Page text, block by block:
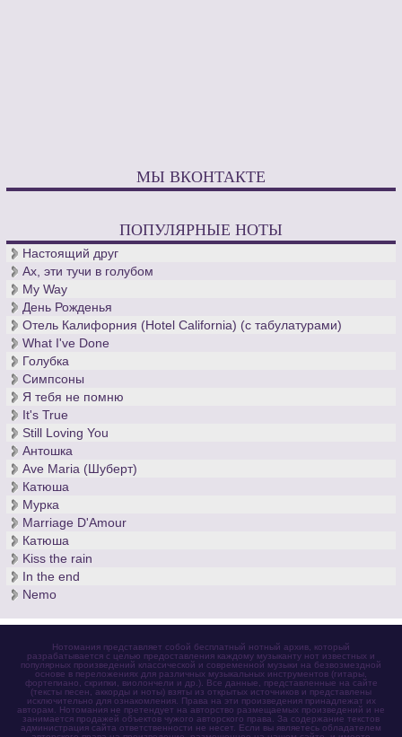
МЫ ВКОНТАКТЕ
ПОПУЛЯРНЫЕ НОТЫ
Настоящий друг
Ах, эти тучи в голубом
My Way
День Рожденья
Отель Калифорния (Hotel California) (с табулатурами)
What I've Done
Голубка
Симпсоны
Я тебя не помню
It's True
Still Loving You
Антошка
Ave Maria (Шуберт)
Катюша
Мурка
Marriage D'Amour
Катюша
Kiss the rain
In the end
Nemo
Нотомания представляет собой бесплатный нотный архив, который
разрабатывается с целью предоставления каждому музыканту нот известных и
популярных произведений классической и современной музыки на безвозмездной
основе в переложениях для различных музыкальных инструментов (гитары,
фортепиано, скрипки, виолончели и др.). Все данные, представленные на сайте
(тексты песен, аккорды и ноты) взяты из открытых источников и представлены
исключительно для ознакомления. Права на эти произведения принадлежат их
авторам. Нотомания не претендует на авторство размещаемых произведений и не
занимается продажей объектов чужого авторского права. За содержание текстов
администрация сайта ответственности не несет. Если вы являетесь обладателем